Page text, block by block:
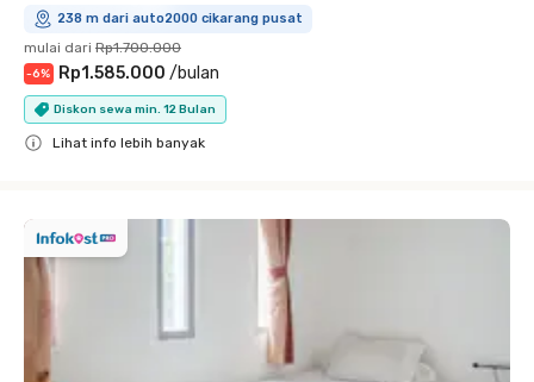
238 m dari auto2000 cikarang pusat
mulai dari Rp1.700.000
-6% Rp1.585.000 /bulan
Diskon sewa min. 12 Bulan
Lihat info lebih banyak